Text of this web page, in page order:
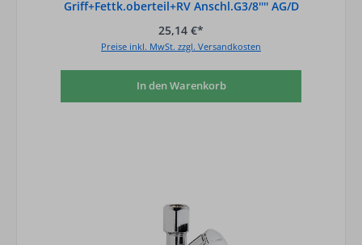
Griff+Fettk.oberteil+RV Anschl.G3/8'''' AG/D
25,14 €*
Preise inkl. MwSt. zzgl. Versandkosten
In den Warenkorb